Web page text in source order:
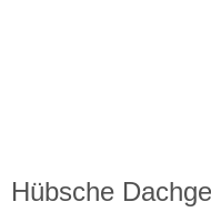
Hübsche